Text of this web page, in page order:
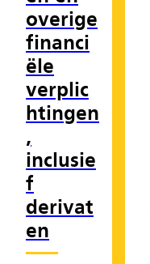
overige
financi
ële
verplic
htingen
,
inclusie
f
derivat
en